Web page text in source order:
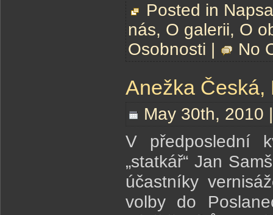
Posted in
nás, O galerii, O
Osobnosti | No
Anežka Česká,
May 30th, 2010
V předposlední
„statkář“ Jan
účastníky
volby do